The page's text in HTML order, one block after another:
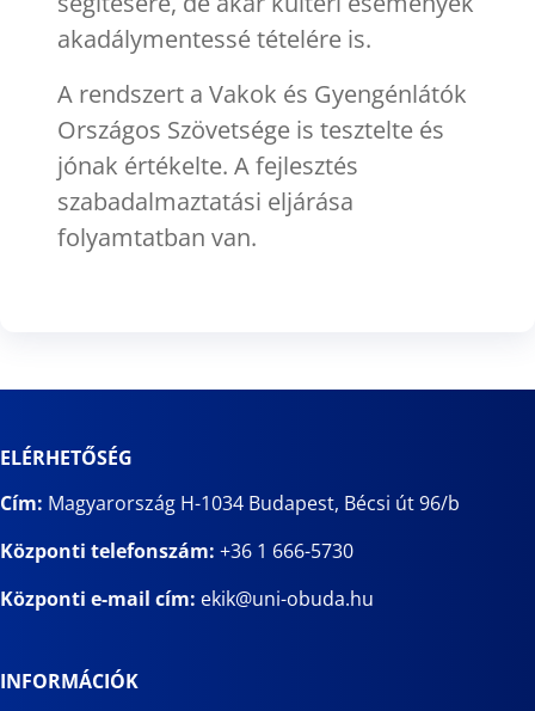
akadálymentessé tételére is.
A rendszert a Vakok és Gyengénlátók
Országos Szövetsége is tesztelte és
jónak értékelte. A fejlesztés
szabadalmaztatási eljárása
folyamtatban van.
ELÉRHETŐSÉG
Cím: Magyarország H-1034 Budapest, Bécsi út 96/b
Központi telefonszám: +36 1 666-5730
Központi e-mail cím: ekik@uni-obuda.hu
INFORMÁCIÓK